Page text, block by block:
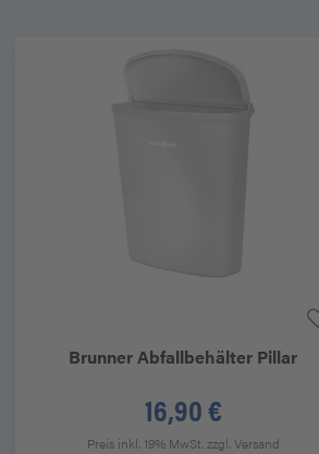
BrunnerAbfallbehälter Pillar
16,90 €
Preis inkl. 19% MwSt.zzgl. Versand